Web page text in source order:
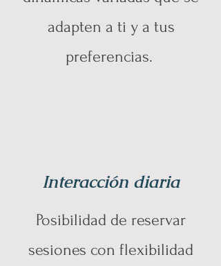
adapten a ti y a tus
preferencias.
Interacción diaria
Posibilidad de reservar
sesiones con flexibilidad